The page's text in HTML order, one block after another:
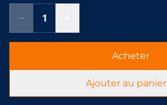
Acheter
Ajouter au panier